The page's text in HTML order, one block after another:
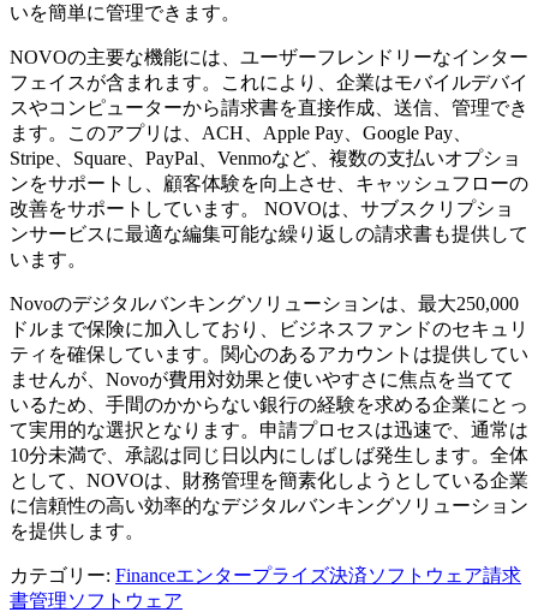
いを簡単に管理できます。
NOVOの主要な機能には、ユーザーフレンドリーなインター
フェイスが含まれます。これにより、企業はモバイルデバイ
スやコンピューターから請求書を直接作成、送信、管理でき
ます。このアプリは、ACH、Apple Pay、Google Pay、
Stripe、Square、PayPal、Venmoなど、複数の支払いオプショ
ンをサポートし、顧客体験を向上させ、キャッシュフローの
改善をサポートしています。 NOVOは、サブスクリプショ
ンサービスに最適な編集可能な繰り返しの請求書も提供して
います。
Novoのデジタルバンキングソリューションは、最大250,000
ドルまで保険に加入しており、ビジネスファンドのセキュリ
ティを確保しています。関心のあるアカウントは提供してい
ませんが、Novoが費用対効果と使いやすさに焦点を当てて
いるため、手間のかからない銀行の経験を求める企業にとっ
て実用的な選択となります。申請プロセスは迅速で、通常は
10分未満で、承認は同じ日以内にしばしば発生します。全体
として、NOVOは、財務管理を簡素化しようとしている企業
に信頼性の高い効率的なデジタルバンキングソリューション
を提供します。
カテゴリー: Financeエンタープライズ決済ソフトウェア請求
書管理ソフトウェア